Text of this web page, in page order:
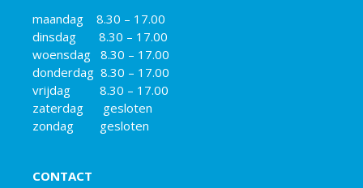
maandag 8.30 – 17.00
dinsdag 8.30 – 17.00
woensdag 8.30 – 17.00
donderdag 8.30 – 17.00
vrijdag 8.30 – 17.00
zaterdag gesloten
zondag gesloten
CONTACT